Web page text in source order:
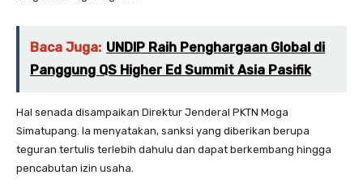
Baca Juga: UNDIP Raih Penghargaan Global di
Panggung QS Higher Ed Summit Asia Pasifik
Hal senada disampaikan Direktur Jenderal PKTN Moga
Simatupang. Ia menyatakan, sanksi yang diberikan berupa
teguran tertulis terlebih dahulu dan dapat berkembang hingga
pencabutan izin usaha.